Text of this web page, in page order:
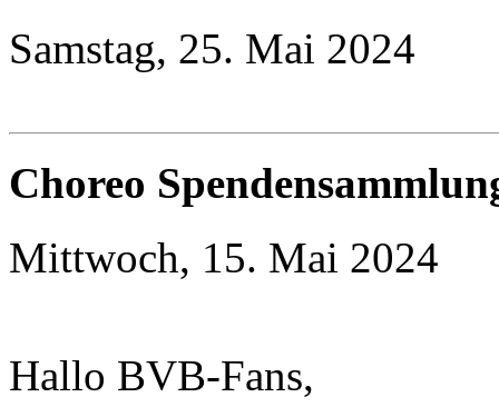
Samstag, 25. Mai 2024
Choreo
Mittwoch, 15. Mai 2024
Hallo BVB-Fans,